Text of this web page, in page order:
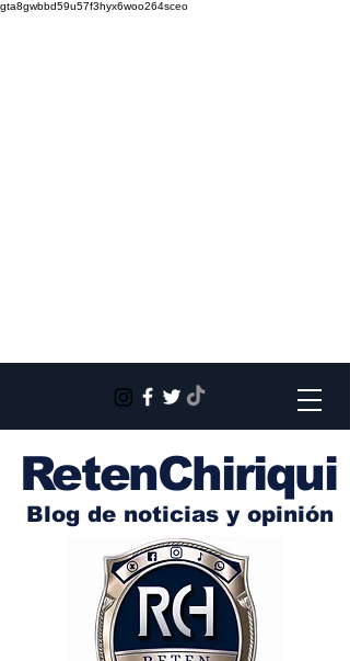
gta8gwbbd59u57f3hyx6woo264sceo
RetenChiriqui
Blog de noticias y opinión